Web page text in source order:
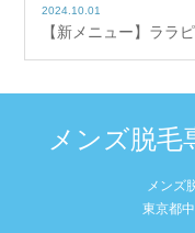
2024.10.01
【新メニュー】ララ
メンズ脱毛
メンズ
東京都